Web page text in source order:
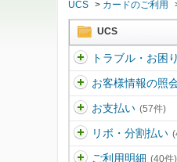
UCS > カードのご利用
UCS
トラブル・お困
お客様情報の照
お支払い (57件)
リボ・分割払い
ご利用明細 (40件)